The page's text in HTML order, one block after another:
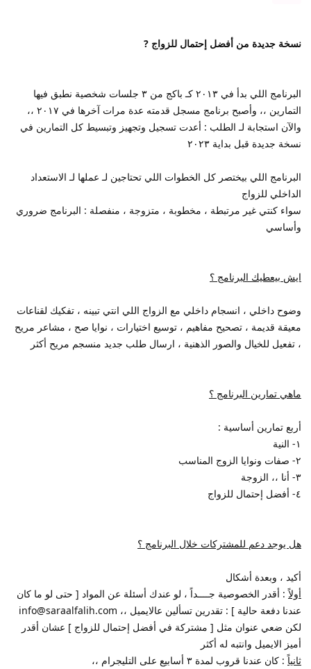
نسخة جديدة من أفضل إحتمال للزواج ?
البرنامج اللي بدأ في ٢٠١٣ كـ باكج من ٣ جلسات شخصية نطبق فيها
التمارين ،، وأصبح برنامج مسجل قدمته عدة مرات آخرها في ٢٠١٧ ،،
والآن استجابة لـ الطلب : أعدت تسجيل وتجهيز وتبسيط كل التمارين في
نسخة جديدة قبل بداية ٢٠٢٣
البرنامج اللي بيختصر كل الخطوات اللي تحتاجين لـ عملها لـ الاستعداد
الداخلي للزواج
سواء كنتي غير مرتبطة ، مخطوبة ، متزوجة ، منفصلة : البرنامج ضروري
وأساسي
ايش بيعطيك البرنامج ؟
وضوح داخلي ، انسجام داخلي مع الزواج اللي انتي تبينه ، تفكيك لقناعات
معيقة قديمة ، تصحيح مفاهيم ، توسيع اختيارات ، نوايا صح ، مشاعر مريح
، تفعيل للخيال والصور الذهنية ، ارسال طلب جديد منسجم مريح أكثر
ماهي تمارين البرنامج ؟
أربع تمارين أساسية :
١- النية
٢- صفات ونوايا الزوج المناسب
٣- أنا ،، الزوجة
٤- أفضل إحتمال للزواج
هل يوجد دعم للمشتركات خلال البرنامج ؟
أكيد ، وبعدة أشكال
أولاً: أقدر الخصوصية جــــداً ، لو عندك أسئلة عن المواد [ حتى لو ما كان
عندنا دفعة حالية ] : تقدرين تسألين عالايميل ،، info@saraalfalih.com
لكن ضعي عنوان مثل [ مشتركة في أفضل إحتمال للزواج ] عشان أقدر
أميز الايميل وانتبه له أكثر
ثانياً: كان عندنا قروب لمدة ٣ أسابيع على التليجرام ،،